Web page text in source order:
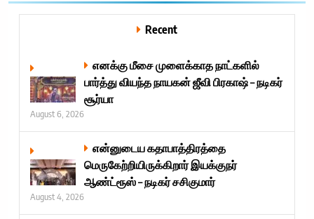
Recent
எனக்கு மீசை முளைக்காத நாட்களில்
பார்த்து வியந்த நாயகன் ஜீவி பிரகாஷ் – நடிகர்
சூர்யா
August 6, 2026
என்னுடைய கதாபாத்திரத்தை
மெருகேற்றியிருக்கிறார் இயக்குநர்
ஆண்ட்ரூஸ் – நடிகர் சசிகுமார்
August 4, 2026